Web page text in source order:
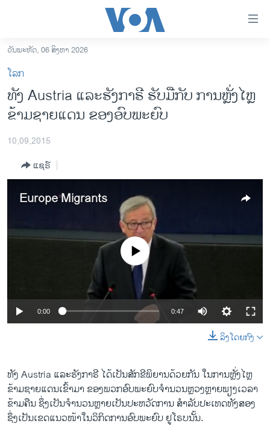
ເຂົ້າ
ຫາ
ຂ້າມ
ຂ້າມ
ຂ້າມ
ຫາ
ລາວ
ອາເມຣິກາ
ຂ່າວ​ຈີນ
ໂລກ
ເອເຊຍ
ຊີວິດຊາວລາວ
ວິທະຍາສາດ-ເທັກໂນໂລຈີ
ທຸລະກິດ
ພາສາອັງກິດ
ສຽງ
ລາຍການກະຈາຍສຽງ
ລາຍງານ
ຕິດຕາມພວກເຮົາ ທີ່
ວັນພະຫັດ, 06 ສິງຫາ 2026
ໂລກ
ທັງ Austria ​ແລະຮັງ​ກາຣີ ​ຮັບມືກັບ ການ​ຫຼັ່ງ​ໄຫຼ
ຂ້າມ​ຊາຍ​ແດນ​ ຂອງອົບພະຍົບ
10,09,2015
ແຊຣ໌
Europe Migrants
No media source currently available
0:00 0:47
ລິງໂດຍກົງ
ທັງ Austria ​ແລະຮັງ​ກາຣີ ​ໄດ້​ເປັນ​ສັກ​ຂີ​ພິຍານ​ດ້ວຍ​ກັນ ​ໃນ​ການ​ຫຼັ່ງ​ໄຫຼ
ຂ້າມ​ຊາຍ​ແດນ​ເຂົ້າ​ມາ ຂອງພວກ​ອົບ​ພະຍົບຈຳນວນ​ຫຼວງຫຼາຍພຽງເວລາ
ຂ້າມ​ຄືນ​ ຊຶ່ງ​ເປັນ​ຈຳນວນ​ຫຼາຍ​ເປັນ​ປະຫວັດ​ການ ​ສຳລັບປະເທດທັງສອງ
ຊຶ່ງເປັນເຂດແນວໜ້າໃນວິ​ກິດ​ການ​ອົບ​ພະຍົບ ຢູໂຣບນັ້ນ.